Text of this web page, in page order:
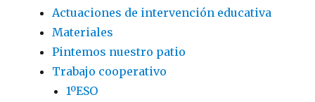
Actuaciones de intervención educativa
Materiales
Pintemos nuestro patio
Trabajo cooperativo
1ºESO